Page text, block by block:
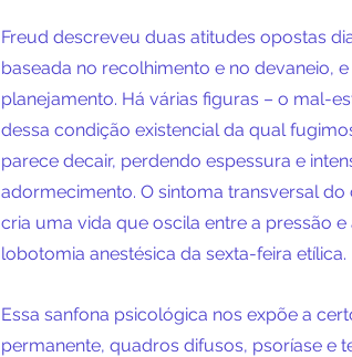
Freud descreveu duas atitudes opostas
baseada no recolhimento e no devaneio,
planejamento. Há várias figuras – o mal-
dessa condição existencial da qual
parece decair, perdendo espessura e
adormecimento. O sintoma transversal
cria uma vida que oscila entre a pressão
lobotomia anestésica da sexta-feira etílica.
Essa sanfona psicológica nos expõe a
permanente, quadros difusos, psoríase e